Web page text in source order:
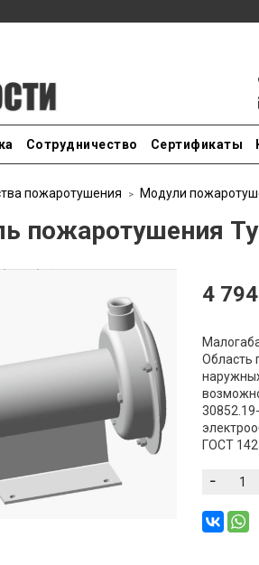
Сотрудничество Сертификаты
пожаротушения Модули
пожаротушения
4
Область
ГОСТ